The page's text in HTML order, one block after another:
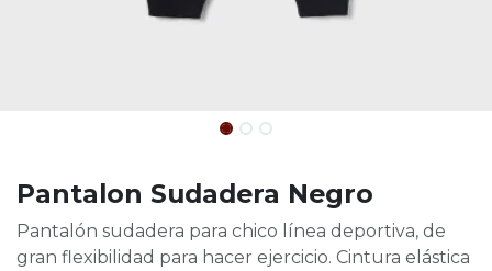
Pantalon Sudadera Negro
Pantalón sudadera para chico línea deportiva, de
gran flexibilidad para hacer ejercicio. Cintura elástica